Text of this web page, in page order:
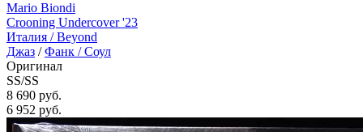
Mario Biondi
Crooning Undercover '23
Италия /Beyond
Джаз /Фанк / Соул
Оригинал
SS/SS
8 690 руб.
6 952 руб.